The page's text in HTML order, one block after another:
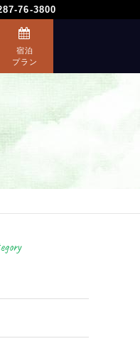
76-3800
宿泊
プラン